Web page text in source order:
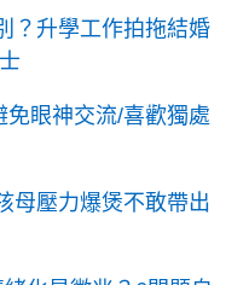
？升學工作拍拖結婚
眼神交流/喜歡獨處
母壓力爆煲不敢帶出